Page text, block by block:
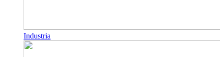
Industria